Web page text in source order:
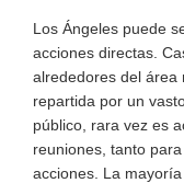
Los Ángeles puede
acciones directas.
alrededores del área
repartida por un
público, rara vez es
reuniones, tanto
acciones. La